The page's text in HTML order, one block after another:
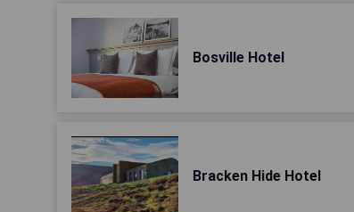
Bosville Hotel
Bracken Hide Hotel